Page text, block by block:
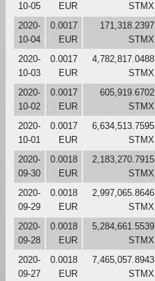
10-05
EUR
STMX
2020-
10-04
0.0017
EUR
171,318.2397
STMX
2020-
10-03
0.0017
EUR
4,782,817.0488
STMX
2020-
10-02
0.0017
EUR
605,919.6702
STMX
2020-
10-01
0.0017
EUR
6,634,513.7595
STMX
2020-
09-30
0.0018
EUR
2,183,270.7915
STMX
2020-
09-29
0.0018
EUR
2,997,065.8646
STMX
2020-
09-28
0.0018
EUR
5,284,661.5539
STMX
2020-
09-27
0.0018
EUR
7,465,057.8943
STMX